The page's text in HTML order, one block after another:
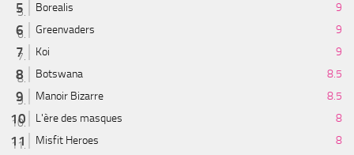
Borealis
9
Greenvaders
9
Koi
9
Botswana
8.5
Manoir Bizarre
8.5
L'ère des masques
8
Misfit Heroes
8